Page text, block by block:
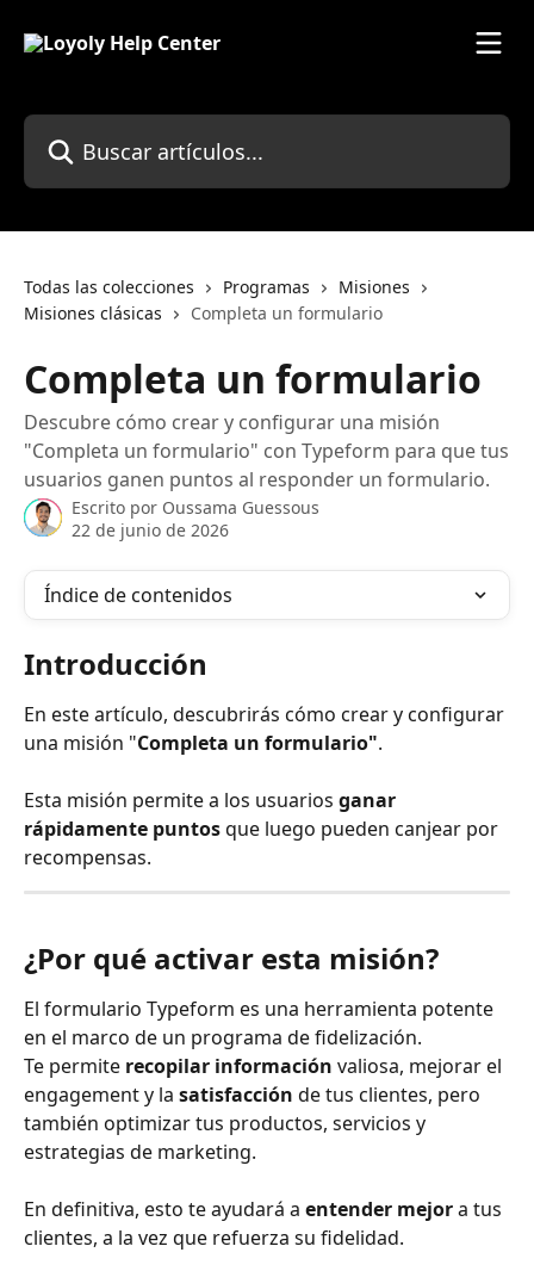
Buscar artículos...
Todas las colecciones Programas
Misiones
Misiones clásicas
Completa un formulario
Completa un formulario
Descubre cómo crear y configurar una misión
"Completa un formulario" con Typeform para que tus
usuarios ganen puntos al responder un formulario.
Escrito por Oussama Guessous
22 de junio de 2026
Índice de contenidos
Introducción
En este artículo, descubrirás cómo crear y configurar
una misión "Completa un formulario".
Esta misión permite a los usuarios ganar
rápidamente puntos que luego pueden canjear por
recompensas.
¿Por qué activar esta misión?
El formulario Typeform es una herramienta potente
en el marco de un programa de fidelización.
Te permite recopilar información valiosa, mejorar el
engagement y la satisfacción de tus clientes, pero
también optimizar tus productos, servicios y
estrategias de marketing.
En definitiva, esto te ayudará a entender mejor a tus
clientes, a la vez que refuerza su fidelidad.